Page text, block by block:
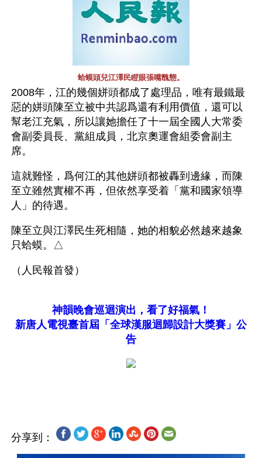
蛤蟆頭兒江澤民瞪眼張嘴醜態。
2008年，江的幾個姘頭都成了處理品，唯有最鐵最
惡的姘頭陳至立被中共認爲還有利用價值，還可以
幫老江充氣，所以讓她擔任了十一屆全國人大常委
會副委員長、黨組成員，北京奧運會組委會副主
席。
這就難怪，爲何江的其他姘頭都被轟到邊緣，而陳
至立雖然實權不再，但依然享受着「黨和國家領導
人」的待遇。
陳至立與江澤民生死相隨，她的相貌必然越來越象
只蛤蟆。△
（人民報首發）
神韻晚會巡迴演出，看了好福氣！
新唐人電視臺首屆「全球漢服迴歸設計大獎賽」公
告
分享到：